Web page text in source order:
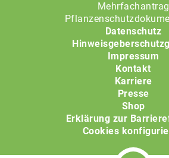
Mehrfachantrag
Datenschutz
Impressum
Kontakt
Karriere
Presse
Shop
Erklärung zur
Cookies